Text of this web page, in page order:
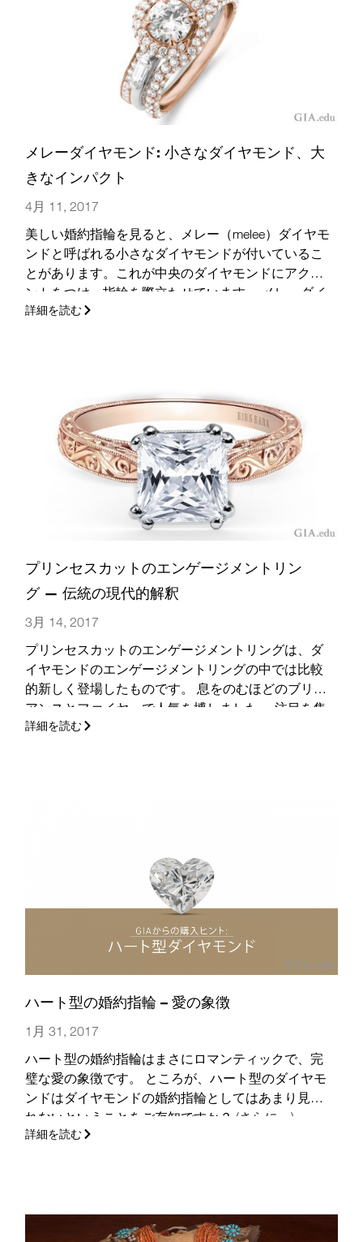
メレーダイヤモンド: 小さなダイヤモンド、大
きなインパクト
4月 11, 2017
美しい婚約指輪を見ると、メレー（melee）ダイヤモ
ンドと呼ばれる小さなダイヤモンドが付いているこ
とがあります。これが中央のダイヤモンドにアクセ
ントをつけ、指輪を際立たせています。 メレーダイ
ヤモンドは、ダイヤモンドの婚約指輪に一層のきら
詳細を読む
プリンセスカットのエンゲージメントリン
グ — 伝統の現代的解釈
3月 14, 2017
プリンセスカットのエンゲージメントリングは、ダ
イヤモンドのエンゲージメントリングの中では比較
的新しく登場したものです。 息をのむほどのブリリ
アンスとファイヤーで人気を博しました。 注目を集
めるきらめきを持つ、この独特のダイヤモンドにつ
詳細を読む
ハート型の婚約指輪 – 愛の象徴
1月 31, 2017
ハート型の婚約指輪はまさにロマンティックで、完
璧な愛の象徴です。 ところが、ハート型のダイヤモ
ンドはダイヤモンドの婚約指輪としてはあまり見ら
れないということをご存知ですか？ (さらに…)
詳細を読む